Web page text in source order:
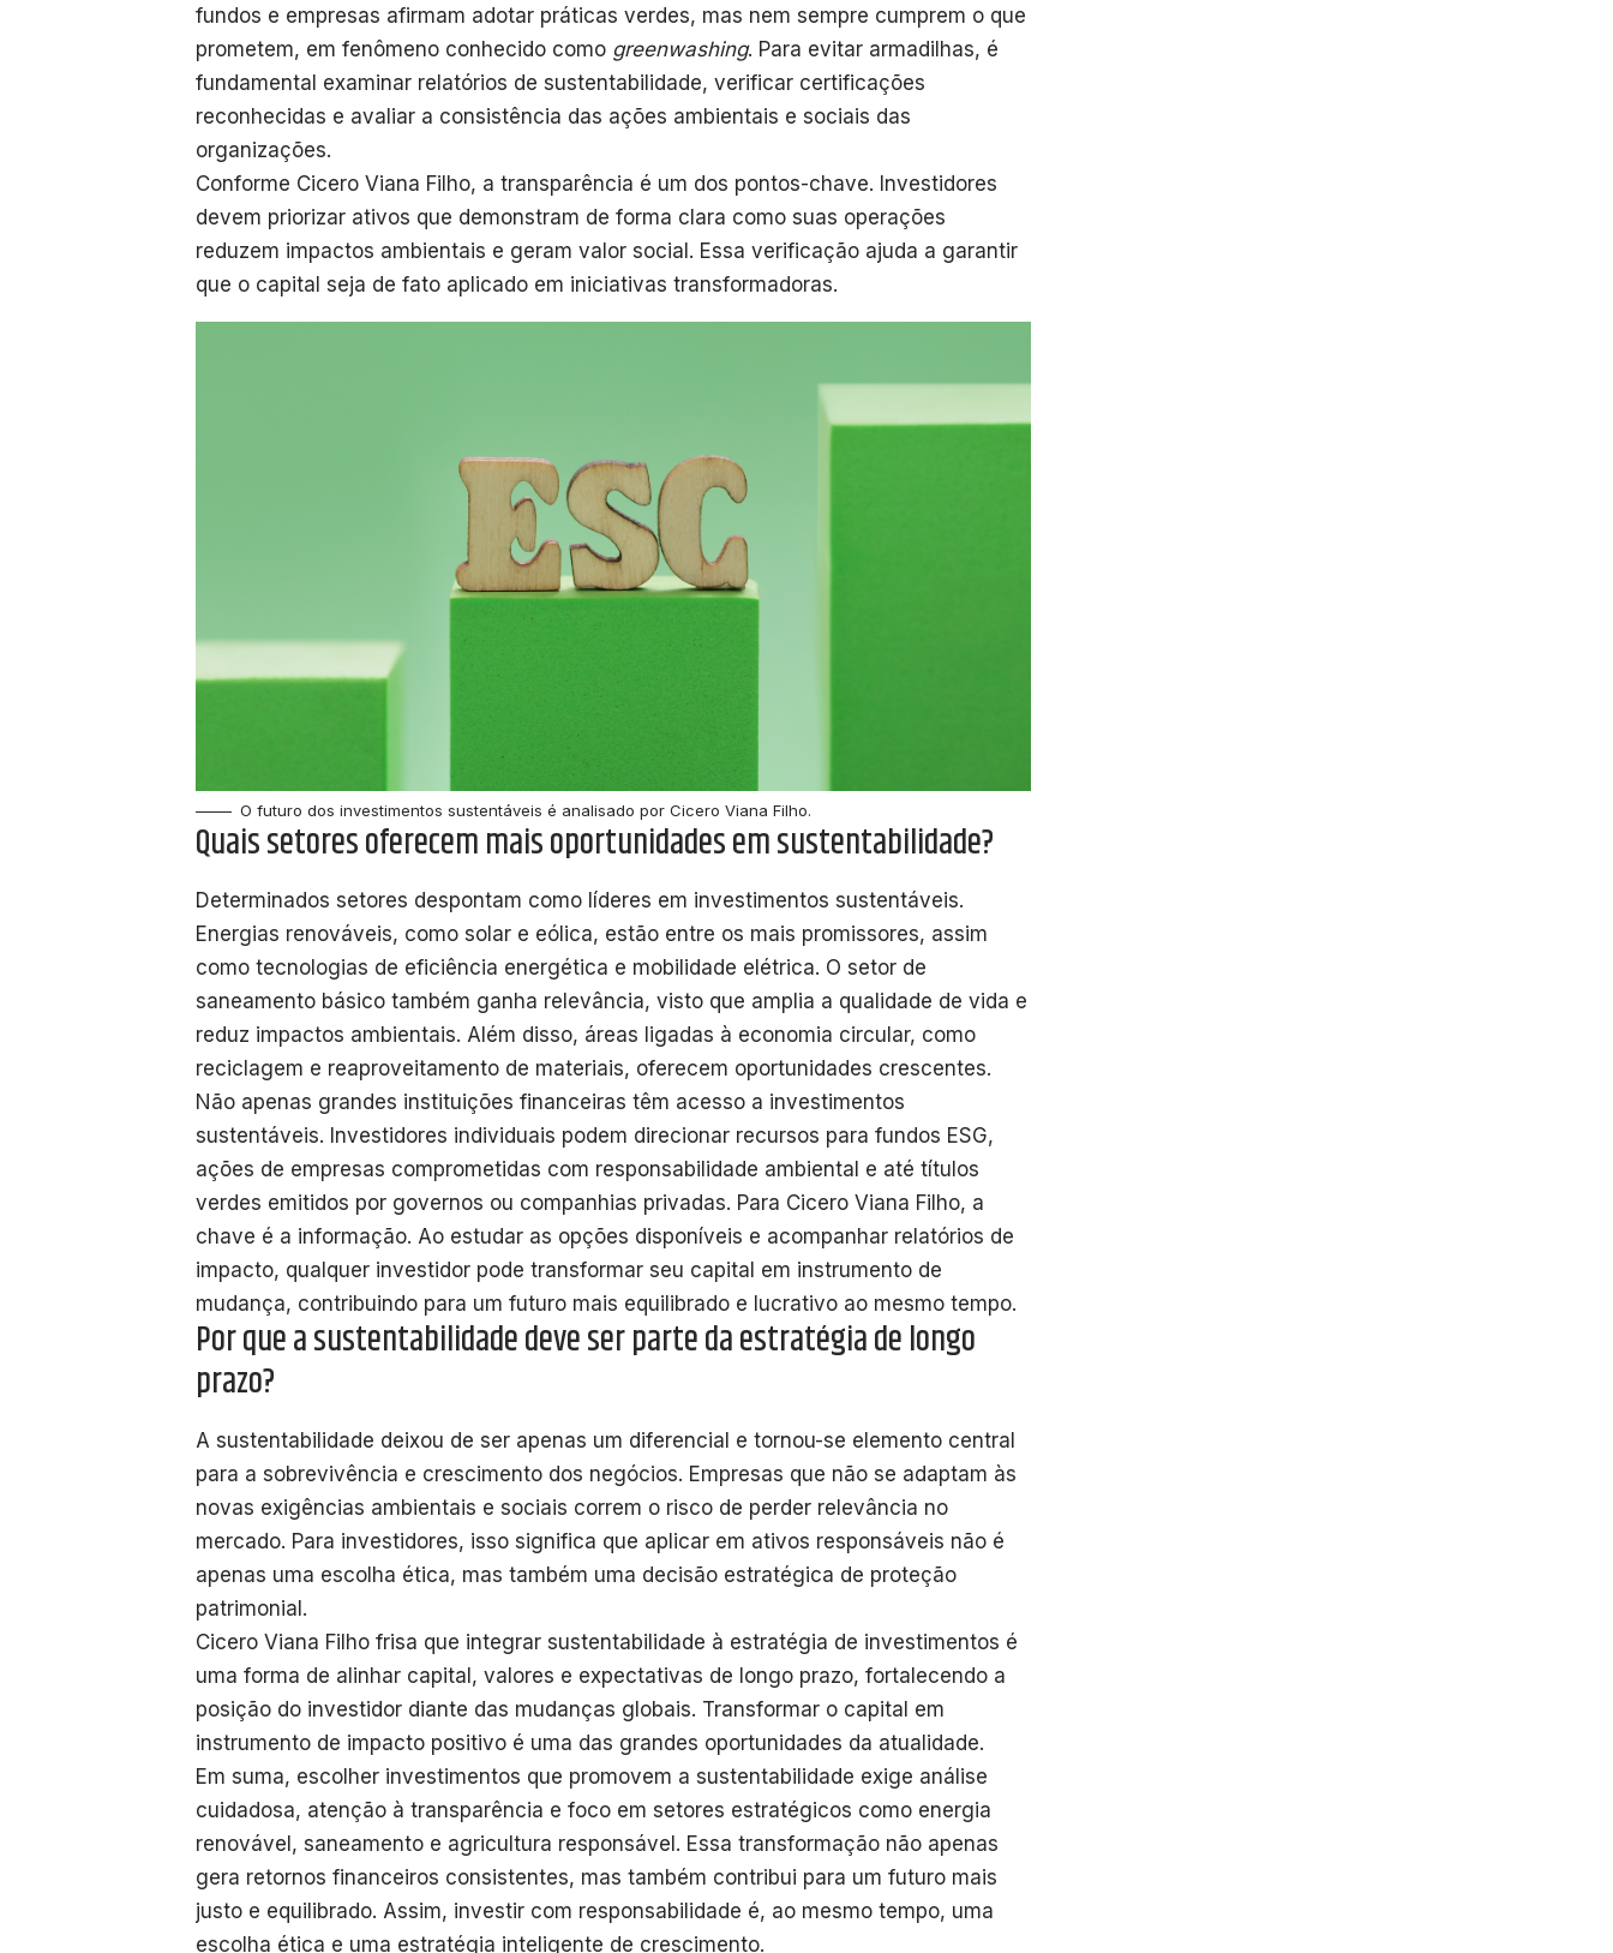
fundos e empresas afirmam adotar práticas verdes, mas nem sempre cumprem o que
prometem, em fenômeno conhecido como greenwashing. Para evitar armadilhas, é
fundamental examinar relatórios de sustentabilidade, verificar certificações
reconhecidas e avaliar a consistência das ações ambientais e sociais das
organizações.
Conforme Cicero Viana Filho, a transparência é um dos pontos-chave. Investidores
devem priorizar ativos que demonstram de forma clara como suas operações
reduzem impactos ambientais e geram valor social. Essa verificação ajuda a garantir
que o capital seja de fato aplicado em iniciativas transformadoras.
O futuro dos investimentos sustentáveis é analisado por Cicero Viana Filho.
Quais setores oferecem mais oportunidades em sustentabilidade?
Determinados setores despontam como líderes em investimentos sustentáveis.
Energias renováveis, como solar e eólica, estão entre os mais promissores, assim
como tecnologias de eficiência energética e mobilidade elétrica. O setor de
saneamento básico também ganha relevância, visto que amplia a qualidade de vida e
reduz impactos ambientais. Além disso, áreas ligadas à economia circular, como
reciclagem e reaproveitamento de materiais, oferecem oportunidades crescentes.
Não apenas grandes instituições financeiras têm acesso a investimentos
sustentáveis. Investidores individuais podem direcionar recursos para fundos ESG,
ações de empresas comprometidas com responsabilidade ambiental e até títulos
verdes emitidos por governos ou companhias privadas. Para Cicero Viana Filho, a
chave é a informação. Ao estudar as opções disponíveis e acompanhar relatórios de
impacto, qualquer investidor pode transformar seu capital em instrumento de
mudança, contribuindo para um futuro mais equilibrado e lucrativo ao mesmo tempo.
Por que a sustentabilidade deve ser parte da estratégia de longo
prazo?
A sustentabilidade deixou de ser apenas um diferencial e tornou-se elemento central
para a sobrevivência e crescimento dos negócios. Empresas que não se adaptam às
novas exigências ambientais e sociais correm o risco de perder relevância no
mercado. Para investidores, isso significa que aplicar em ativos responsáveis não é
apenas uma escolha ética, mas também uma decisão estratégica de proteção
patrimonial.
Cicero Viana Filho frisa que integrar sustentabilidade à estratégia de investimentos é
uma forma de alinhar capital, valores e expectativas de longo prazo, fortalecendo a
posição do investidor diante das mudanças globais. Transformar o capital em
instrumento de impacto positivo é uma das grandes oportunidades da atualidade.
Em suma, escolher investimentos que promovem a sustentabilidade exige análise
cuidadosa, atenção à transparência e foco em setores estratégicos como energia
renovável, saneamento e agricultura responsável. Essa transformação não apenas
gera retornos financeiros consistentes, mas também contribui para um futuro mais
justo e equilibrado. Assim, investir com responsabilidade é, ao mesmo tempo, uma
escolha ética e uma estratégia inteligente de crescimento.